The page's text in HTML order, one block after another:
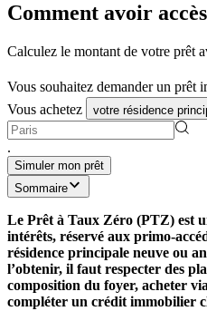
Comment avoir
Calculez le montant de votre prêt
Vous souhaitez demander un prêt
Vous achetez
votre résidence
.
Simuler mon prêt
Sommaire
Le Prêt à Taux Zéro (PTZ) est
intérêts, réservé aux primo-
résidence principale neuve ou
l’obtenir, il faut respecter des
composition du foyer, acheter
compléter un crédit immobilier